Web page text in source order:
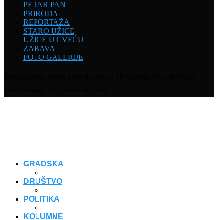
PETAR PAN
PRIRODA
REPORTAŽA
STARO UŽICE
UŽICE U CVEĆU
ZABAVA
FOTO GALERIJE
GRADSKA
DRUŠTVO
POLITIKA
KOLUMNE